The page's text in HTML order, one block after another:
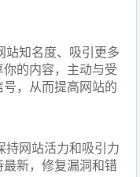
站知名度、吸引更多
的内容，主动与受
，从而提高网站的
持网站活力和吸引力
新，修复漏洞和错